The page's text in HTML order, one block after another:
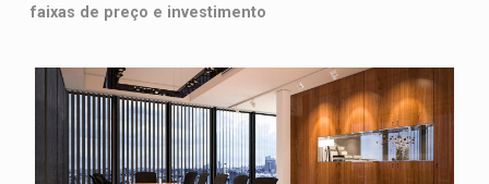
faixas de preço e investimento